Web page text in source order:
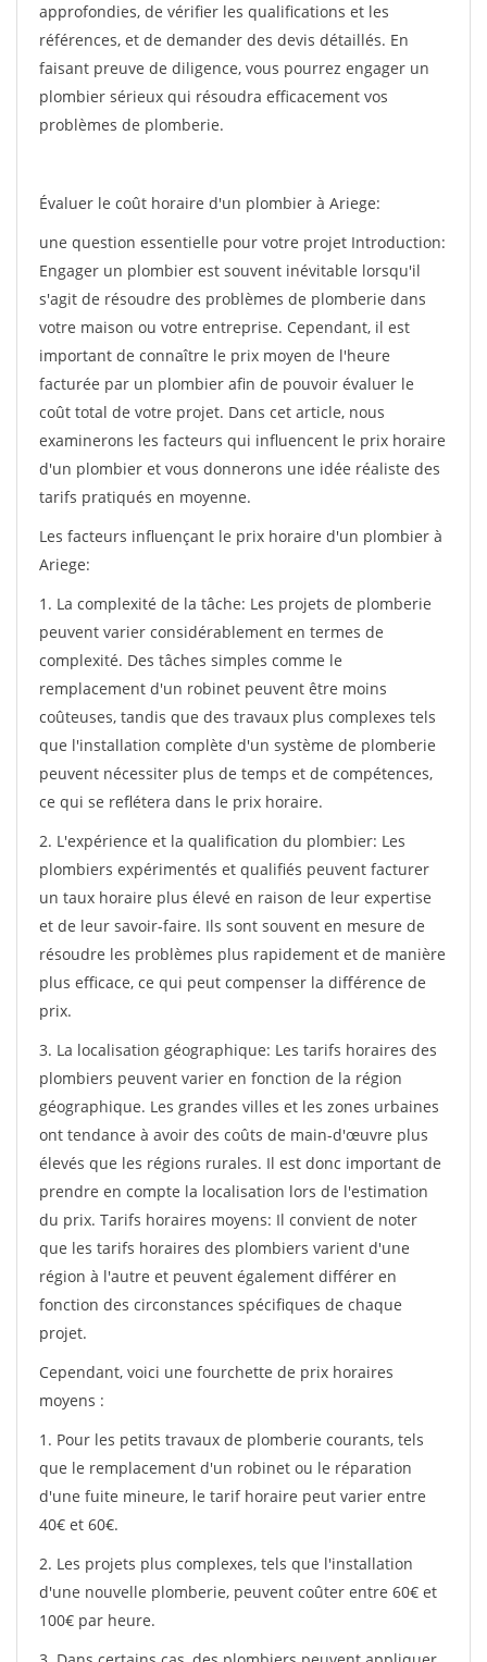
approfondies, de vérifier les qualifications et les
références, et de demander des devis détaillés. En
faisant preuve de diligence, vous pourrez engager un
plombier sérieux qui résoudra efficacement vos
problèmes de plomberie.
Évaluer le coût horaire d'un plombier à Ariege:
une question essentielle pour votre projet Introduction:
Engager un plombier est souvent inévitable lorsqu'il
s'agit de résoudre des problèmes de plomberie dans
votre maison ou votre entreprise. Cependant, il est
important de connaître le prix moyen de l'heure
facturée par un plombier afin de pouvoir évaluer le
coût total de votre projet. Dans cet article, nous
examinerons les facteurs qui influencent le prix horaire
d'un plombier et vous donnerons une idée réaliste des
tarifs pratiqués en moyenne.
Les facteurs influençant le prix horaire d'un plombier à
Ariege:
1. La complexité de la tâche: Les projets de plomberie
peuvent varier considérablement en termes de
complexité. Des tâches simples comme le
remplacement d'un robinet peuvent être moins
coûteuses, tandis que des travaux plus complexes tels
que l'installation complète d'un système de plomberie
peuvent nécessiter plus de temps et de compétences,
ce qui se reflétera dans le prix horaire.
2. L'expérience et la qualification du plombier: Les
plombiers expérimentés et qualifiés peuvent facturer
un taux horaire plus élevé en raison de leur expertise
et de leur savoir-faire. Ils sont souvent en mesure de
résoudre les problèmes plus rapidement et de manière
plus efficace, ce qui peut compenser la différence de
prix.
3. La localisation géographique: Les tarifs horaires des
plombiers peuvent varier en fonction de la région
géographique. Les grandes villes et les zones urbaines
ont tendance à avoir des coûts de main-d'œuvre plus
élevés que les régions rurales. Il est donc important de
prendre en compte la localisation lors de l'estimation
du prix. Tarifs horaires moyens: Il convient de noter
que les tarifs horaires des plombiers varient d'une
région à l'autre et peuvent également différer en
fonction des circonstances spécifiques de chaque
projet.
Cependant, voici une fourchette de prix horaires
moyens :
1. Pour les petits travaux de plomberie courants, tels
que le remplacement d'un robinet ou le réparation
d'une fuite mineure, le tarif horaire peut varier entre
40€ et 60€.
2. Les projets plus complexes, tels que l'installation
d'une nouvelle plomberie, peuvent coûter entre 60€ et
100€ par heure.